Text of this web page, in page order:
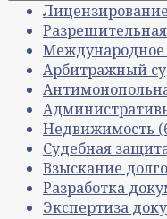
Лицензирование
Международное
Арбитражный
Недвижимость
Судебная
Взыскание
Разработка
Экспертиза